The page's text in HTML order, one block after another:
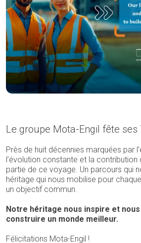
Le groupe Mota-Engil fête ses
Près de huit décennies marquées par
l’évolution constante et la
partie de ce voyage. Un parcours qui
héritage qui nous mobilise pour
un objectif commun.
Notre héritage nous inspire et
construire un monde meilleur.
Félicitations Mota-Engil !